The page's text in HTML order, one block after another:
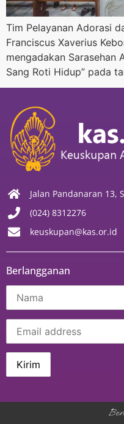
Tim Pelayanan Adorasi
Franciscus Xaverius
mengadakan Sarasehan
Sang Roti Hidup” pada
Jalan Pandanaran 13,
(024) 8312276
keuskupan@kas.or.id
Berlangganan